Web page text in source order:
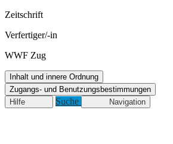
Zeitschrift
Verfertiger/-in
WWF Zug
Inhalt und innere Ordnung
Zugangs- und Benutzungsbestimmungen
Hilfe
Suche Navigation